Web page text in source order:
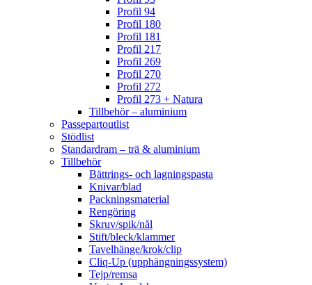
Profil 94
Profil 180
Profil 181
Profil 217
Profil 269
Profil 270
Profil 272
Profil 273 + Natura
Tillbehör – aluminium
Passepartoutlist
Stödlist
Standardram – trä & aluminium
Tillbehör
Bättrings- och lagningspasta
Knivar/blad
Packningsmaterial
Rengöring
Skruv/spik/nål
Stift/bleck/klammer
Tavelhänge/krok/clip
Cliq-Up (upphängningssystem)
Tejp/remsa